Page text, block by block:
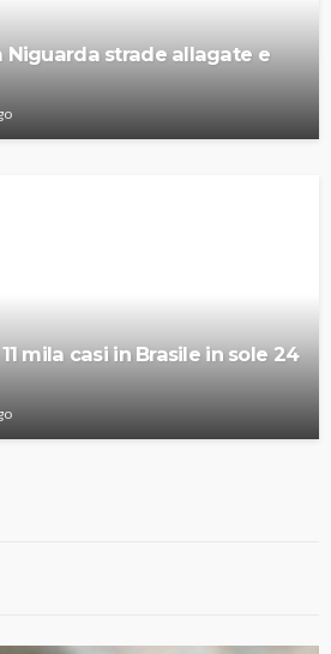
Niguarda strade allagate e
mila casi in Brasile in sole 24